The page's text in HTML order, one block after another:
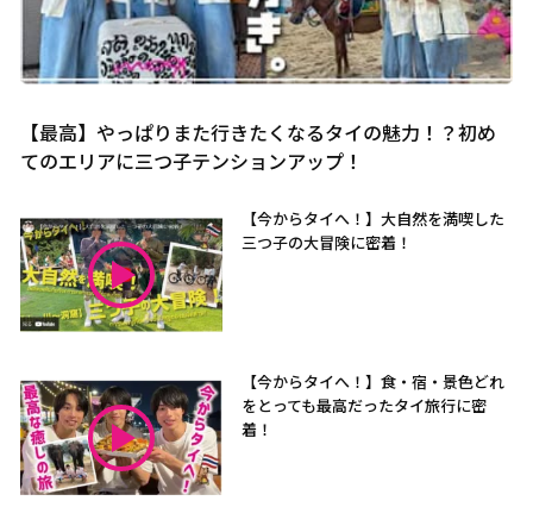
【最高】やっぱりまた行きたくなるタイの魅力！？初め
てのエリアに三つ子テンションアップ！
【今からタイへ！】大自然を満喫した
三つ子の大冒険に密着！
【今からタイへ！】食・宿・景色どれ
をとっても最高だったタイ旅行に密
着！